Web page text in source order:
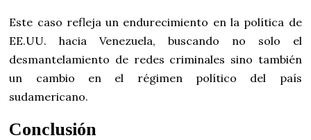
Este caso refleja un endurecimiento en la política de
EE.UU. hacia Venezuela, buscando no solo el
desmantelamiento de redes criminales sino también
un cambio en el régimen político del país
sudamericano.
Conclusión